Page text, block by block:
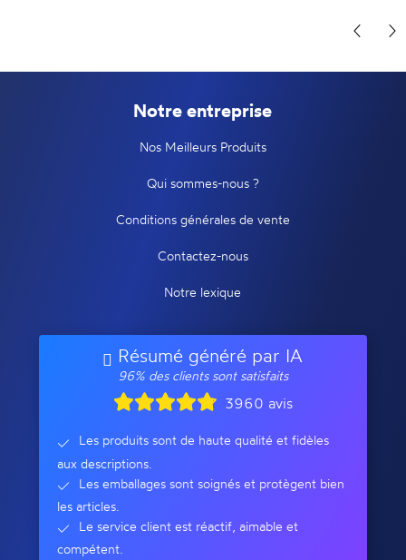
Notre entreprise
Nos Meilleurs Produits
Qui sommes-nous ?
Conditions générales de vente
Contactez-nous
Notre lexique
Résumé généré par IA
96% des clients sont satisfaits
3960 avis
Les produits sont de haute qualité et fidèles
aux descriptions.
Les emballages sont soignés et protègent bien
les articles.
Le service client est réactif, aimable et
compétent.